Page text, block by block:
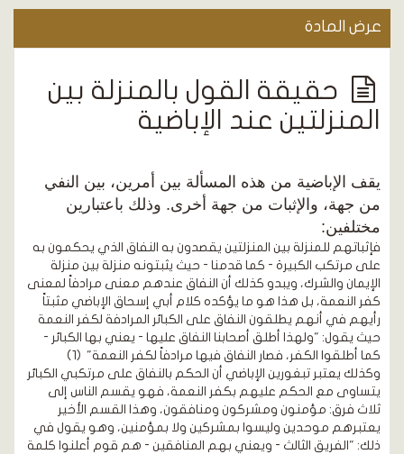
عرض المادة
حقيقة القول بالمنزلة بين
المنزلتين عند الإباضية
يقف الإباضية من هذه المسألة بين أمرين، بين النفي
من جهة، والإثبات من جهة أخرى. وذلك باعتبارين
مختلفين:
فإثباتهم للمنزلة بين المنزلتين يقصدون به النفاق الذي يحكمون به
على مرتكب الكبيرة - كما قدمنا - حيث يثبتونه منزلة بين منزلة
الإيمان والشرك، ويبدو كذلك أن النفاق عندهم معنى مرادفاً لمعنى
كفر النعمة، بل هذا هو ما يؤكده كلام أبي إسحاق الإباضي مثبتاً
رأيهم في أنهم يطلقون النفاق على الكبائر المرادفة لكفر النعمة
حيث يقول: "ولهذا أطلق أصحابنا النفاق عليها - يعني بها الكبائر -
كما أطلقوا الكفر، فصار النفاق فيها مرادفاً لكفر النعمة" (1)
وكذلك يعتبر تبغورين الإباضي أن الحكم بالنفاق على مرتكبي الكبائر
يتساوى مع الحكم عليهم بكفر النعمة، فهو يقسم الناس إلى
ثلاث فرق: مؤمنون ومشركون ومنافقون، وهذا القسم الأخير
يعتبرهم موحدين وليسوا بمشركين ولا بمؤمنين، وهو يقول في
ذلك: "الفريق الثالث - ويعني بهم المنافقين - هم قوم أعلنوا كلمة